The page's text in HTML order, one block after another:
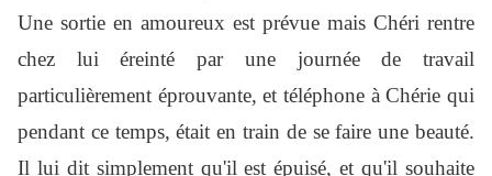
Une sortie en amoureux est prévue mais Chéri rentre
chez lui éreinté par une journée de travail
particulièrement éprouvante, et téléphone à Chérie qui
pendant ce temps, était en train de se faire une beauté.
Il lui dit simplement qu'il est épuisé, et qu'il souhaite